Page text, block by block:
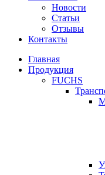
Новости
Статьи
Отзывы
Контакты
Главная
Продукция
FUCHS